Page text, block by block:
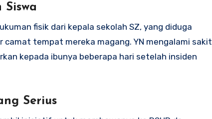
fisik dari kepala sekolah SZ, yang diduga
tempat mereka magang. YN mengalami sakit
kepada ibunya beberapa hari setelah insiden
Serius